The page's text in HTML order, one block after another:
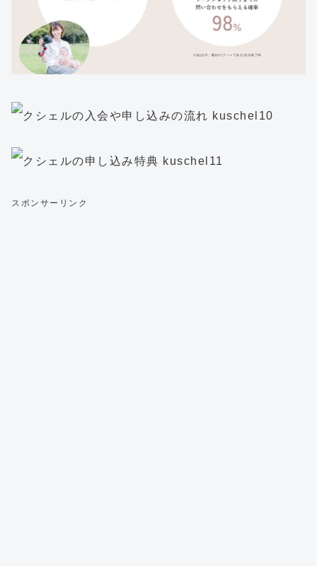
スポンサーリンク